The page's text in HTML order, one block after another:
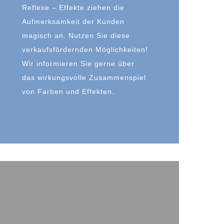
Reflexe – Effekte ziehen die
Aufmerksamkeit der Kunden
magisch an. Nutzen Sie diese
verkaufsfördernden Möglichkeiten!
Wir informieren Sie gerne über
das wirkungsvolle Zusammenspiel
von Farben und Effekten.